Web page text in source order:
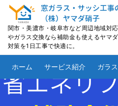
関市・美濃市・岐阜市など周辺地域対
やガラス交換なら補助金も使えるヤマ
対策を1日工事で快適に。
ホーム サービス紹介 ガラ